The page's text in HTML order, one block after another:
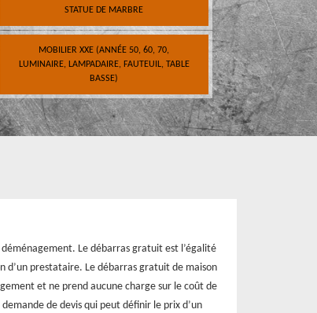
STATUE DE MARBRE
MOBILIER XXE (ANNÉE 50, 60, 70,
LUMINAIRE, LAMPADAIRE, FAUTEUIL, TABLE
BASSE)
Le débarras gratuit est l’égalité
d’un prestataire. Le débarras gratuit de maison
et ne prend aucune charge sur le coût de
de devis qui peut définir le prix d’un